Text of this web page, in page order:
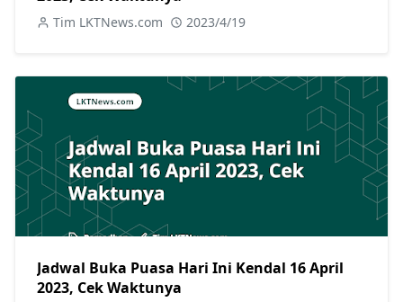
Tim LKTNews.com 2023/4/19
Jadwal Buka Puasa Hari Ini Kendal 16 April
2023, Cek Waktunya